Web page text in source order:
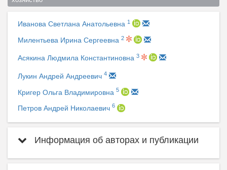
Иванова Светлана Анатольевна 1
Милентьева Ирина Сергеевна 2
Асякина Людмила Константиновна 3
Лукин Андрей Андреевич 4
Кригер Ольга Владимировна 5
Петров Андрей Николаевич 6
Информация об авторах и публикации